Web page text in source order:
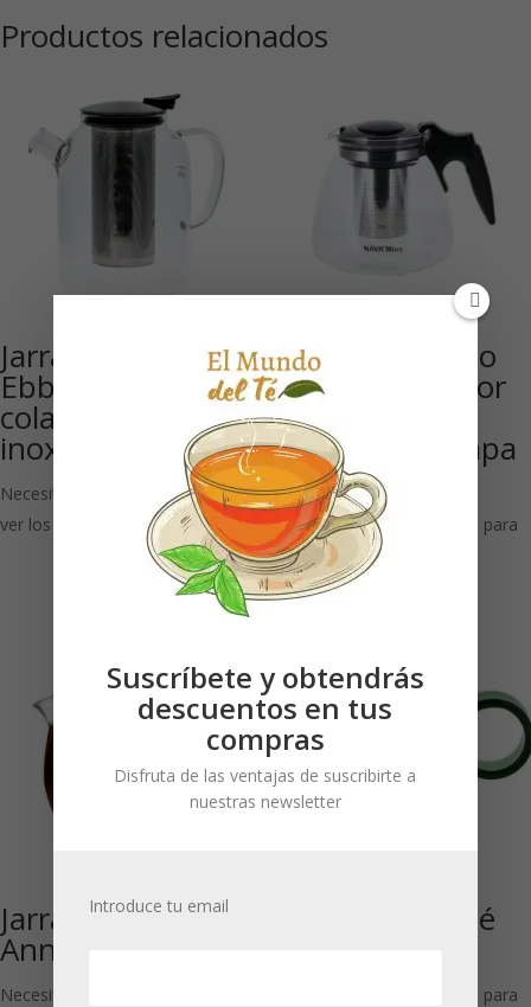
Productos relacionados
Jarra de cristal
Ebba 1400 ml con
colador de acero
inoxidable 1UD
Necesitas estar registrado para
ver los precios
Tetera de vidrio
1,1 l con colador
de acero
inoxidable y tapa
abatible
Necesitas estar registrado para
ver los precios
Jarra de cristal
Annie 360 ml
Necesitas estar registrado para
Liva: Vaso de té
Necesitas estar registrado para
Suscríbete y obtendrás
descuentos en tus
compras
Disfruta de las ventajas de suscribirte a
nuestras newsletter
Introduce tu email